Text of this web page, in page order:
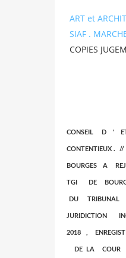
ART et
SIAF .
COPIES
CONSEIL D '
BOURGES A
TGI DE
DU
JURIDICTION
2018 ,
DE LA COUR